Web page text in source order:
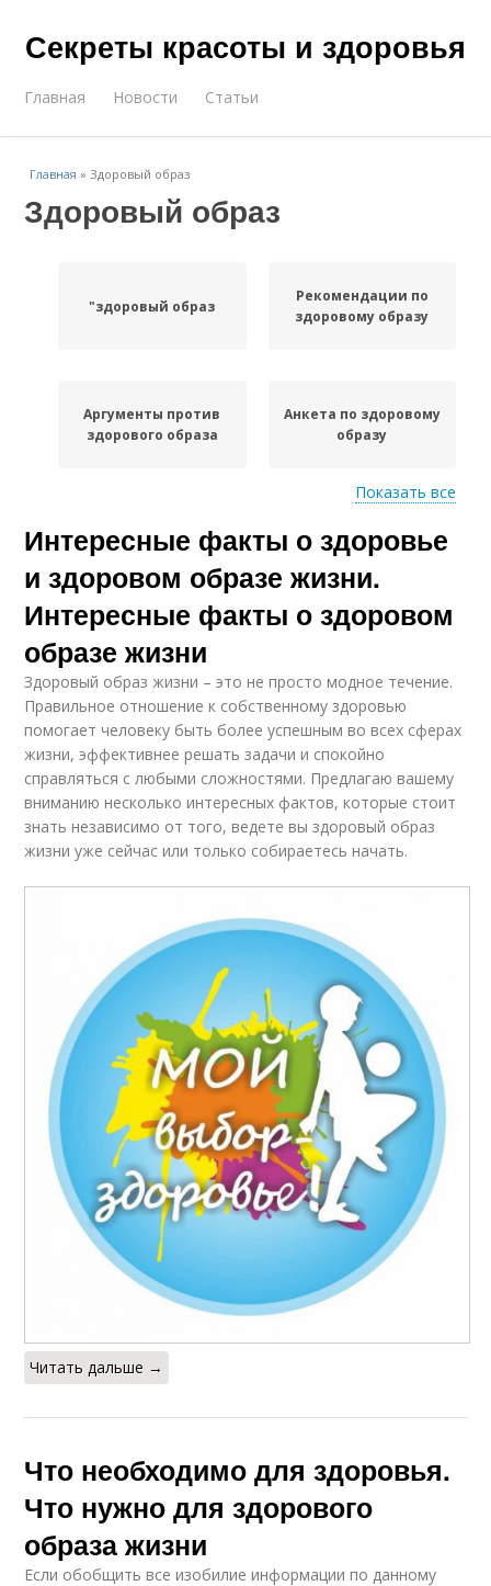
Секреты красоты и здоровья
Главная Новости Статьи
Главная »Здоровый образ
Здоровый образ
"здоровый образ
Рекомендации по
здоровому образу
Аргументы против
здорового образа
Анкета по здоровому
образу
Здоровое питание
Продукты для
здорового питания
Опрос про здоровый
Показать все
Интересные факты о здоровье
и здоровом образе жизни.
Интересные факты о здоровом
образе жизни
Здоровый образ жизни – это не просто модное течение.
Правильное отношение к собственному здоровью
помогает человеку быть более успешным во всех сферах
жизни, эффективнее решать задачи и спокойно
справляться с любыми сложностями. Предлагаю вашему
вниманию несколько интересных фактов, которые стоит
знать независимо от того, ведете вы здоровый образ
жизни уже сейчас или только собираетесь начать.
Читать дальше →
Что необходимо для здоровья.
Что нужно для здорового
образа жизни
Если обобщить все изобилие информации по данному